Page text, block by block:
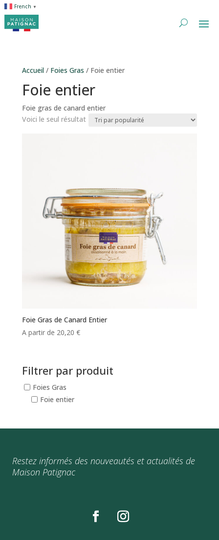
French ▼
Accueil/ Foies Gras / Foie entier
Foie entier
Foie gras de canard entier
Voici le seul résultat
Foie Gras de Canard Entier
A partir de 20,20 €
Filtrer par produit
Foies Gras
Foie entier
Restez informés des nouveautés et actualités de
Maison Patignac